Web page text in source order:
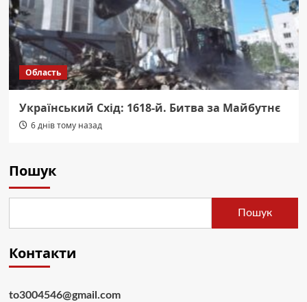
Область
Український Схід: 1618-й. Битва за Майбутнє
6 днів тому назад
Пошук
Пошук
Контакти
to3004546@gmail.com